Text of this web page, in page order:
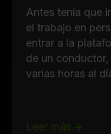
Antes tenía que
el trabajo en
entrar a la
de un
varias horas al
Leer más